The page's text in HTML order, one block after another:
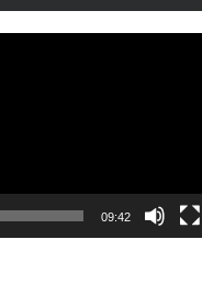
09:42